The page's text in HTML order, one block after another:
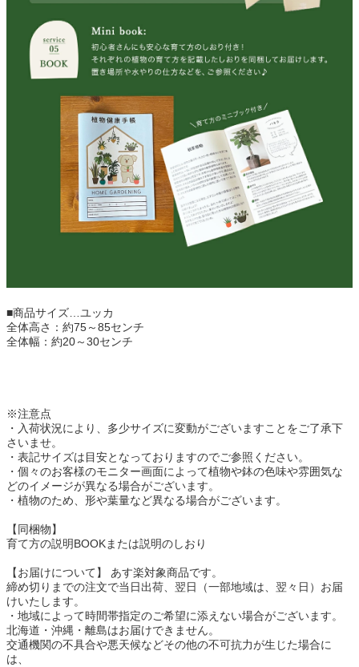
■商品サイズ…ユッカ
全体高さ：約75～85センチ
全体幅：約20～30センチ
※注意点
・入荷状況により、多少サイズに変動がございますことをご了承下
さいませ。
・表記サイズは目安となっておりますのでご参照ください。
・個々のお客様のモニター画面によって植物や鉢の色味や雰囲気な
どのイメージが異なる場合がございます。
・植物のため、形や葉量など異なる場合がございます。
【同梱物】
育て方の説明BOOKまたは説明のしおり
【お届けについて】 あす楽対象商品です。
締め切りまでの注文で当日出荷、翌日（一部地域は、翌々日）お届
けいたします。
・地域によって時間帯指定のご希望に添えない場合がございます。
北海道・沖縄・離島はお届けできません。
交通機関の不具合や悪天候などその他の不可抗力が生じた場合に
は、